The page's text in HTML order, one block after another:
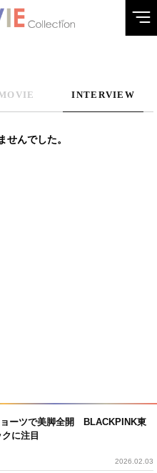
INTERVIEW
せんでした。
ョーツで美脚全開 BLACKPINK東
に注目
2026.02.03